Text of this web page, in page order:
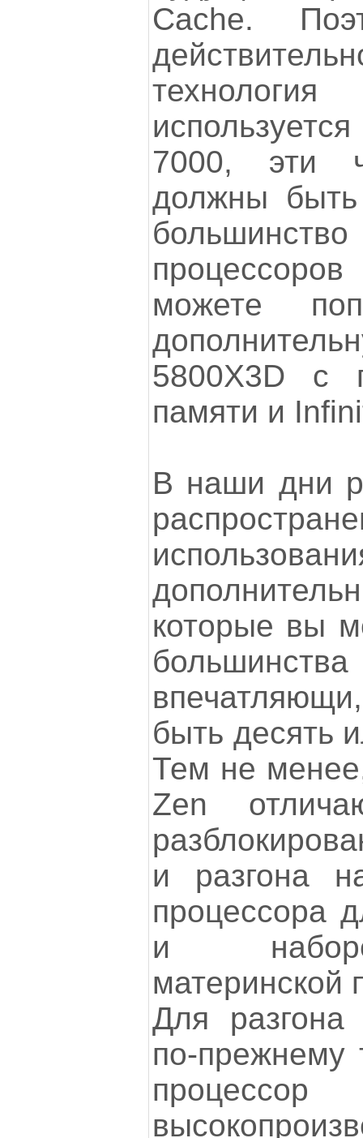
Cache.
7000, эти
должны
можете
5800X3D с
памяти и
В наши дни
которые вы
быть десять
Тем не
Zen
и разгона
процессора
и
материнской
Для разгона
по-прежнему